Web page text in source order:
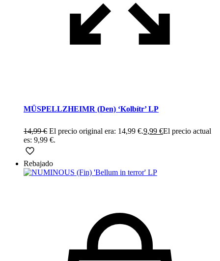
MÜSPELLZHEIMR (Den) ‘Kolbítr’ LP
14,99€ El precio original era: 14,99 €.9,99 €El precio actual
es: 9,99 €.
Rebajado